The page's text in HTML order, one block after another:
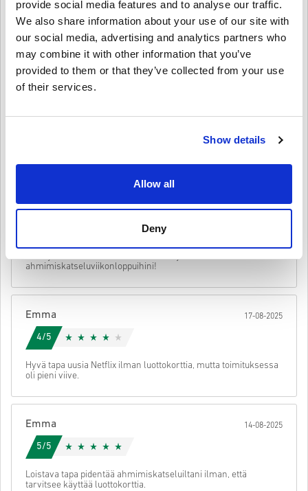
provide social media features and to analyse our traffic.
We also share information about your use of our site with
our social media, advertising and analytics partners who
may combine it with other information that you’ve
provided to them or that they’ve collected from your use
of their services.
Show details
Allow all
Deny
Uusi Livecards.netissä? Digitaalisten koodien ostaminen on nopeaa
ja helppoa:
• Syötä sähköpostiosoitteesi
• Valitse haluamasi maksutapa
käyttöön.
Pre-Order tuotteet ovat tilattavissa ennakkoon ja ne
toimitetaan viimeistään tuotteen julkaisupäivänä, muut
tuotteet toimitamme heti kun maksu on saapunut perille.
Emme myy tuotteita kaupalliseen käyttöön.
Ostat vain digitaalisen tuotteen.
meihinyhteyttä.
toimesta ja siksi ne ovat taatusti aitoja ja alkuperäisiä.
alkuperäinen peruspeli voidaksesi käyttää näitä tuotteita.
Anna palautetta 4,2/5 10 Palautteet
Annettu tähti:
3/5
Koodi toimi, mutta sen saamisessa kesti hieman odotettua
Brooke 20-08-2025
ahmimiskatseluviikonloppuihini!
Emma 17-08-2025
4/5
Hyvä tapa uusia Netflix ilman luottokorttia, mutta toimituksessa
oli pieni viive.
Emma 14-08-2025
5/5
Loistava tapa pidentää ahmimiskatseluiltani ilman, että
tarvitsee käyttää luottokorttia.